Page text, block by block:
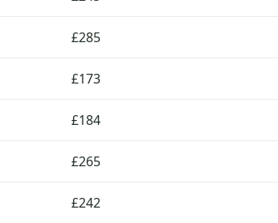
£285
£173
£184
£265
£242